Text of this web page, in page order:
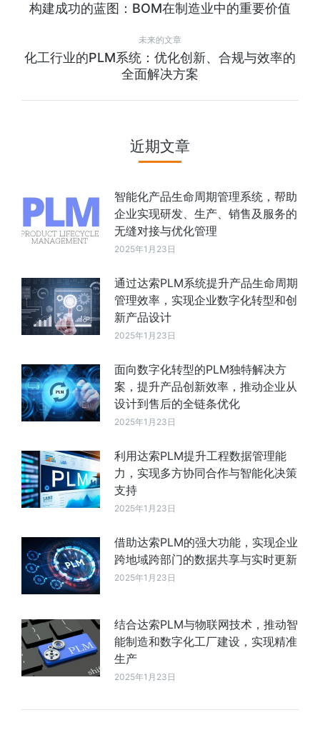
构建成功的蓝图：BOM在制造业中的重要价值
未来的文章
化工行业的PLM系统：优化创新、合规与效率的
全面解决方案
近期文章
智能化产品生命周期管理系统，帮助
企业实现研发、生产、销售及服务的
无缝对接与优化管理
2025年1月23日
通过达索PLM系统提升产品生命周期
管理效率，实现企业数字化转型和创
新产品设计
2025年1月23日
面向数字化转型的PLM独特解决方
案，提升产品创新效率，推动企业从
设计到售后的全链条优化
2025年1月23日
利用达索PLM提升工程数据管理能
力，实现多方协同合作与智能化决策
支持
2025年1月23日
借助达索PLM的强大功能，实现企业
跨地域跨部门的数据共享与实时更新
2025年1月23日
结合达索PLM与物联网技术，推动智
能制造和数字化工厂建设，实现精准
生产
2025年1月23日